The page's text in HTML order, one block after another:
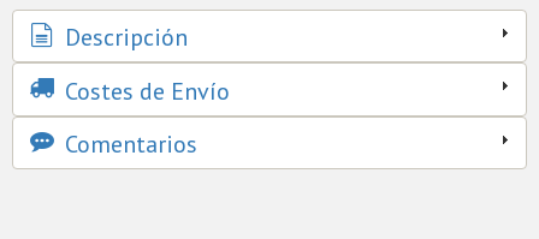
Descripción
Costes de Envío
Comentarios